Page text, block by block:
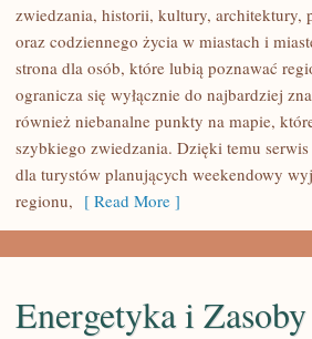
ZGORZELEC
zwiedzania, historii, kultury, architektury,
oraz codziennego życia w miastach i
strona dla osób, które lubią poznawać
ogranicza się wyłącznie do najbardziej
również niebanalne punkty na mapie,
szybkiego zwiedzania. Dzięki temu
dla turystów planujących weekendowy
regionu, [ Read More ]
Energetyka i Zasoby